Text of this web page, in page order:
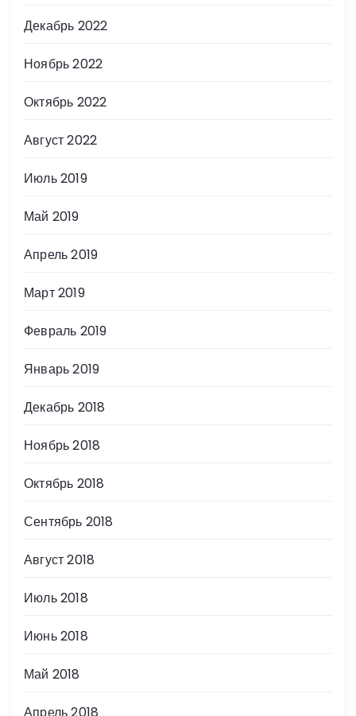
Декабрь 2022
Ноябрь 2022
Октябрь 2022
Август 2022
Июль 2019
Май 2019
Апрель 2019
Март 2019
Февраль 2019
Январь 2019
Декабрь 2018
Ноябрь 2018
Октябрь 2018
Сентябрь 2018
Август 2018
Июль 2018
Июнь 2018
Май 2018
Апрель 2018